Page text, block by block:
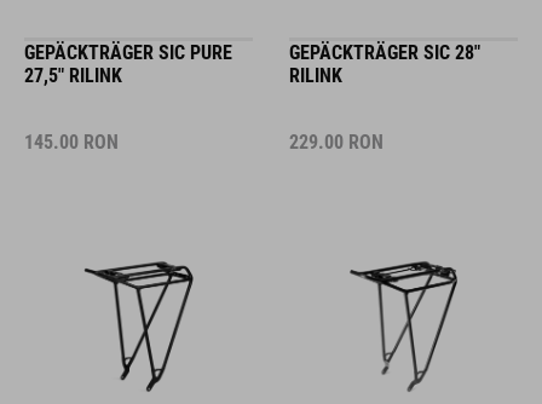
GEPÄCKTRÄGER SIC PURE
27,5" RILINK
145.00 RON
GEPÄCKTRÄGER SIC 28"
RILINK
229.00 RON